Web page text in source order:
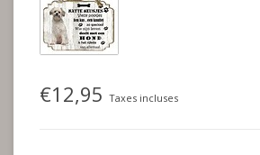
€12,95 Taxes incluses